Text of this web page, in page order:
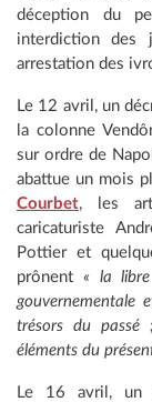
déception du
interdiction des
arrestation des
Le 12 avril, un
la colonne
sur ordre de
abattue un mois
Courbet, les
caricaturiste
Pottier et
prônent « la
gouvernementale
trésors du
éléments du
Le 16 avril, un